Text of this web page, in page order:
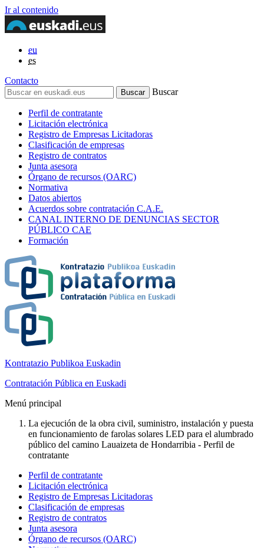
Ir al contenido
eu
es
Contacto
Buscar
Perfil de contratante
Licitación electrónica
Registro de Empresas Licitadoras
Clasificación de empresas
Registro de contratos
Junta asesora
Órgano de recursos (OARC)
Normativa
Datos abiertos
Acuerdos sobre contratación C.A.E.
CANAL INTERNO DE DENUNCIAS SECTOR
PÚBLICO CAE
Formación
Kontratazio Publikoa Euskadin
Contratación Pública en Euskadi
Menú principal
La ejecución de la obra civil, suministro, instalación y puesta
en funcionamiento de farolas solares LED para el alumbrado
público del camino Lauaizeta de Hondarribia - Perfil de
contratante
Perfil de contratante
Licitación electrónica
Registro de Empresas Licitadoras
Clasificación de empresas
Registro de contratos
Junta asesora
Órgano de recursos (OARC)